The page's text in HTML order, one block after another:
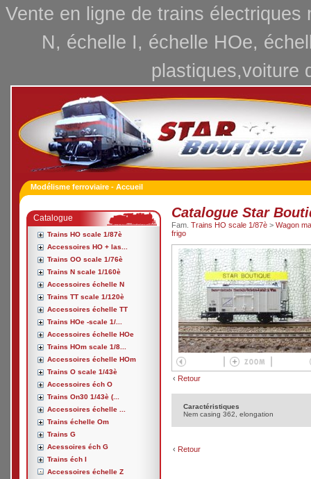
Vente en ligne de trains
N, échelle I, échelle HOe,
plastiques,voiture
Modélisme ferroviaire - Accueil
Catalogue
Trains HO scale 1/87è
Accessoires HO + las...
Trains OO scale 1/76è
Trains N scale 1/160è
Accessoires échelle N
Trains TT scale 1/120è
Accessoires échelle TT
Trains HOe -scale 1/...
Accessoires échelle HOe
Trains HOm scale 1/8...
Accessoires échelle HOm
Trains O scale 1/43è
Accessoires éch O
Trains On30 1/43è (...
Accessoires échelle ...
Trains échelle Om
Trains G
Acessoires éch G
Trains éch I
Accessoires échelle Z
Catalogue Star
Fam. Trains HO scale 1/87è > Wagon
frigo
‹ Retour
Caractéristiques
Nem casing 362, elongation
‹ Retour